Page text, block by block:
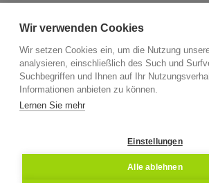
Alle Amtsgerichte in Deutschland
©2026 –ZVG Termine.Alle Rechte
Wir verwenden Cookies
Wir setzen Cookies ein, um die Nutzung
analysieren, einschließlich des Such und
Suchbegriffen und Ihnen auf Ihr
Informationen anbieten zu können.
Lernen Sie mehr
Einstellungen
Alle ablehnen